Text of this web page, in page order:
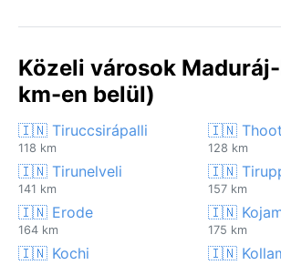
Közeli városok
km-en belül)
🇮🇳 Tiruccsirápalli
118 km
🇮🇳
128 km
🇮🇳 Tirunelveli
141 km
🇮🇳
157 km
🇮🇳 Erode
164 km
🇮🇳
175 km
🇮🇳 Kochi 🇮🇳